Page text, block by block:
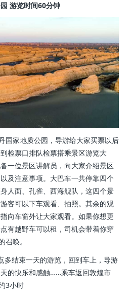
游览时间60分钟
家地质公园，导游给大家买票以后
检票口排队检票搭乘景区游览大
一位景区讲解员，向大家介绍景区
及注意事项。大巴车一共停靠四个
人面、孔雀、西海舰队，这四个景
客可以下车观看、拍照。其余的观
向车窗外让大家观看。如果你想更
有越野车可以租，司机会带着你穿
召唤。
多结束一天的游览，回到车上，导游
的快乐和感触……乘车返回敦煌市
3小时